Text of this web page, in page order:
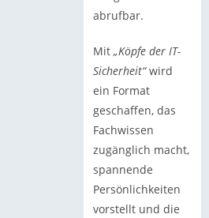
abrufbar.
Mit „Köpfe der IT-
Sicherheit“wird
ein Format
geschaffen, das
Fachwissen
zugänglich macht,
spannende
Persönlichkeiten
vorstellt und die